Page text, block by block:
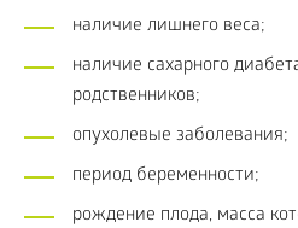
наличие лишнего веса;
наличие сахарного
родственников;
опухолевые заболевания;
период беременности;
рождение плода, масса